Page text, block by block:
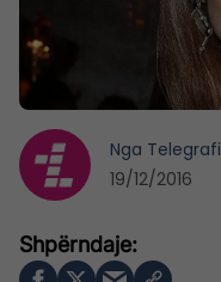
Nga Telegrafi
19/12/2016